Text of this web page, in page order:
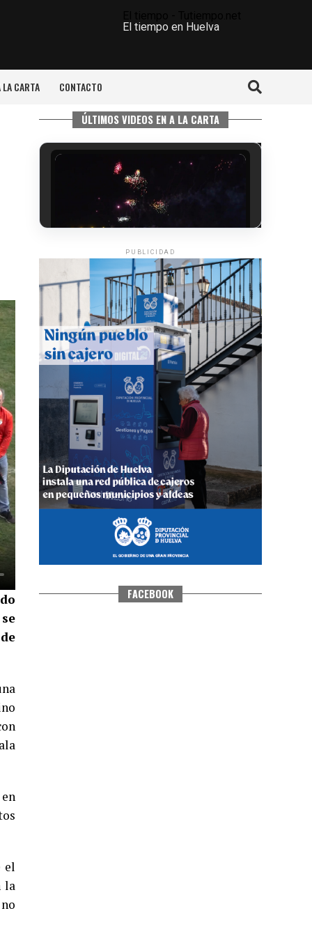
El tiempo en Huelva
LA CARTA CONTACTO
el
la
ÚLTIMOS VIDEOS EN A LA CARTA
6º DÍA DE LAS FIESTAS COLOMBINAS
2026
·Huelvatv
QUINTA CORRIDA DE LAS FIESTAS
COLOMBINAS 2026
hace 3 días· Huelvatv
PUBLICIDAD
FACEBOOK